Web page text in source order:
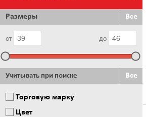
Размеры Все
от до
Учитывать при поиске Все
Торговую марку
Цвет